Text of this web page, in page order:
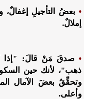
• بعضُ التأجيلِ إغفالٌ،
إملالٌ.
•صدقَ مَنْ قالَ: "إذا
ذهب"، لأنك حين
وتحقِّقُ بعضَ الآمال
وأعلى.